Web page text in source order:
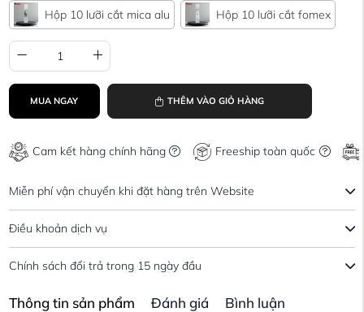
Hộp 10 lưỡi cắt mica alu Hộp 10 lưỡi cắt fomex
MUA NGAY THÊM VÀO GIỎ HÀNG
Cam kết hàng chính hãng Freeship toàn quốc
Miễn phí vận chuyển khi đặt hàng trên Website
Điều khoản dịch vụ
Chính sách đổi trả trong 15 ngày đầu
Thông tin sản phẩm Đánh giá Bình luận